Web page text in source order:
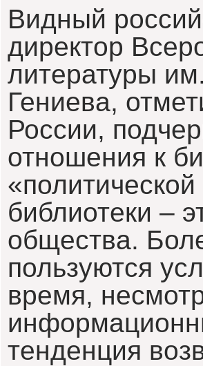
Видный
директор
литературы
Гениева,
России,
отношения к
библиотеки –
общества.
пользуются
время,
тенденция